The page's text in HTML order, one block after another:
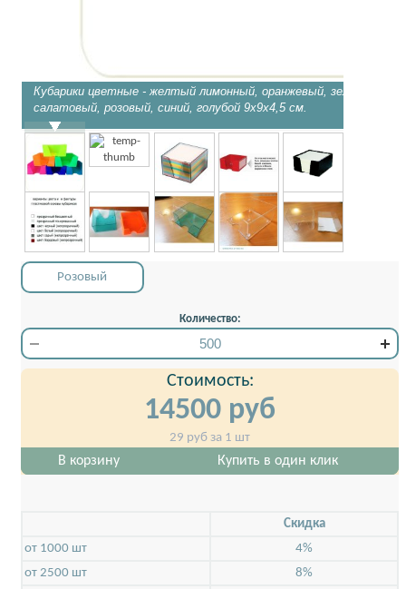
Кубарики цветные - желтый лимонный, оранжевый, зеленый
салатовый, розовый, синий, голубой 9х9х4,5 см.
Розовый
Количество:
Стоимость:
14500 руб
29 руб за 1 шт
В корзину Купить в один клик
Скидкa
от 1000 шт
4%
от 2500 шт
8%